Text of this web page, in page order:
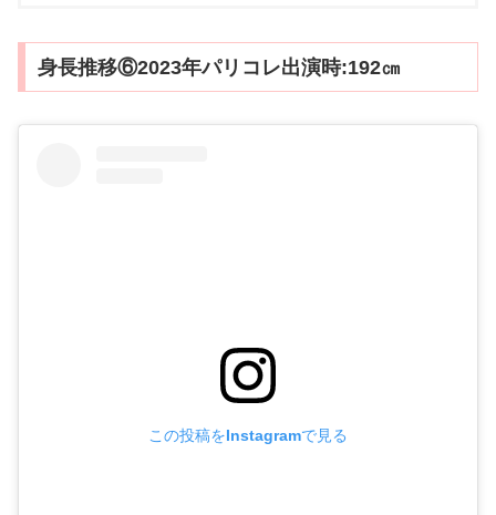
身長推移⑥2023年パリコレ出演時:192㎝
この投稿をInstagramで見る